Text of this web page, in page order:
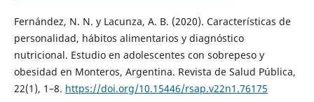
Fernández, N. N. y Lacunza, A. B. (2020). Características de
personalidad, hábitos alimentarios y diagnóstico
nutricional. Estudio en adolescentes con sobrepeso y
obesidad en Monteros, Argentina. Revista de Salud Pública,
22(1), 1–8. https://doi.org/10.15446/rsap.v22n1.76175